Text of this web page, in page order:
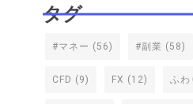
タグ
#マネー (56) #副業 (58)
CFD (9) FX (12) ふわ